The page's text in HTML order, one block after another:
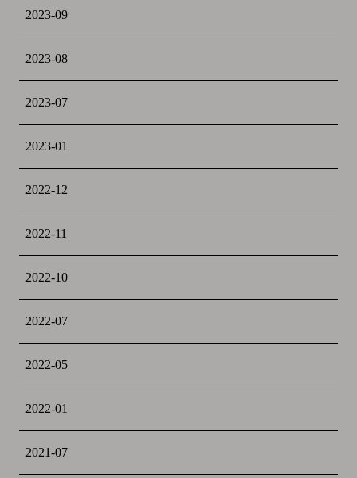
2023-09
2023-08
2023-07
2023-01
2022-12
2022-11
2022-10
2022-07
2022-05
2022-01
2021-07